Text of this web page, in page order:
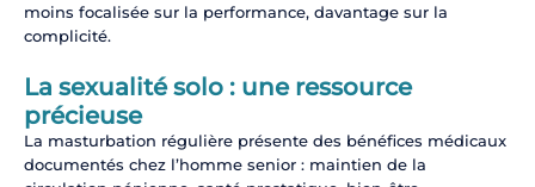
moins focalisée sur la performance, davantage sur la
complicité.
La sexualité solo : une ressource
précieuse
La masturbation régulière présente des bénéfices médicaux
documentés chez l’homme senior : maintien de la